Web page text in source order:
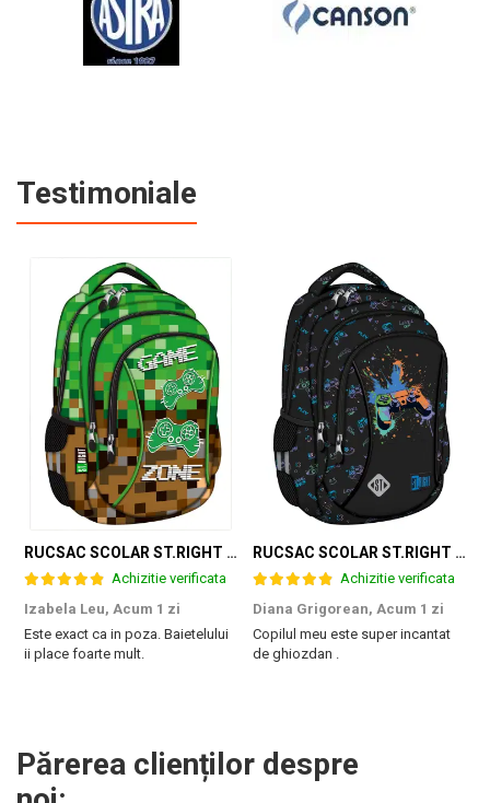
Testimoniale
RUCSAC SCOLAR ST.RIGHT 3 COMPARTIMENTE GAME ZONE BP-26 301384
Achizitie verificata
Izabela Leu, Acum 1 zi
Este exact ca in poza. Baietelului
ii place foarte mult.
RUCSAC SCOLAR ST.RIGHT 3 COMPARTIMENTE GAME CONTROLLER SPLASH BP-26 697562
Achizitie verificata
Diana Grigorean, Acum 1 zi
Copilul meu este super incantat
de ghiozdan .
Părerea clienților despre